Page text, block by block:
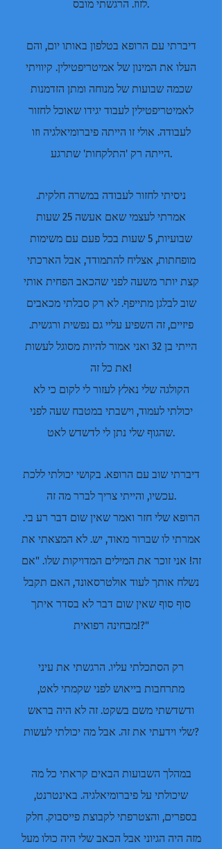
לזוז. הרגשתי מובס.
דיברתי עם הרופא בטלפון באותו יום, והם
העלו את המינון של אמיטריפטילין. קיוויתי
שכמה שבועות של מנוחה ומתן הזדמנות
לאמיטריפטילין לעבוד יגידו שאוכל לחזור
לעבודה. אולי זו הייתה פיברומיאלגיה וזו
הייתה רק 'התלקחות' שתרגע.
ניסיתי לחזור לעבודה במשרה חלקית.
אמרתי לעצמי שאם אעשה 25 שעות
שבועיות, 5 שעות בכל פעם עם משימות
מופחתות, אצליח להתמודד, אבל הארכתי
קצת יותר משעה לפני שהכאב הפחית אותי
שוב לבלגן מתייפף. לא רק סבלתי מכאבים
פיזיים, זה השפיע עליי גם נפשית ורגשית.
הייתי בן 32 ואני אמור להיות מסוגל לעשות
את כל זה!
הקולגה שלי נאלץ לעזור לי לקום כי לא
יכולתי לעמוד, וישבתי במטבח שעה לפני
שהגוף שלי נתן לי לדשדש לאט.
דיברתי שוב עם הרופא. בקושי יכולתי ללכת
עכשיו, והייתי צריך לברר מה זה.
הרופא שלי חזר ואמר שאין שום דבר רע בי.
אמרתי לו שברור מאוד, יש. לא המצאתי את
זה! אני זוכר את המילים המדויקות שלו. "אם
נשלח אותך לעוד אולטרסאונד, האם תקבל
סוף סוף שאין שום דבר לא בסדר איתך
מבחינה רפואית!?"
רק הסתכלתי עליו. הרגשתי את עיני
מתרחבות בייאוש לפני שקמתי לאט,
ודשדשתי משם בשקט. זה לא היה בראש
שלי וידעתי את זה. אבל מה יכולתי לעשות?
במהלך השבועות הבאים קראתי כל מה
שיכולתי על פיברומיאלגיה. באינטרנט,
בספרים, והצטרפתי לקבוצת פייסבוק. חלק
מזה היה הגיוני אבל הכאב שלי היה כולו מעל